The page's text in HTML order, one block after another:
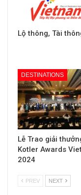
Lộ thông, Tài
DESTINATIONS
Lễ Trao giải
Kotler Awards
2024
PREV NEXT